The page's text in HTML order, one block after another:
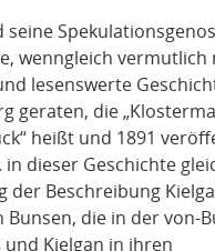
seine
wenngleich vermutlich
lesenswerte
geraten, die
heißt und 1891
in dieser Geschichte
der Beschreibung
Bunsen, die in der von-
Kielgan in ihren